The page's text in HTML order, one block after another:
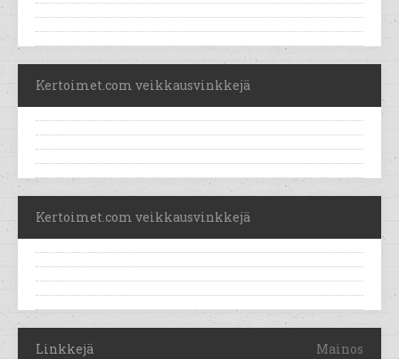
Kertoimet.com veikkausvinkkejä
Kertoimet.com veikkausvinkkejä
Linkkejä Mainos